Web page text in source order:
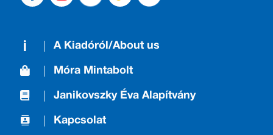
A Kiadóról/About us
Móra Mintabolt
Janikovszky Éva Alapítvány
Kapcsolat